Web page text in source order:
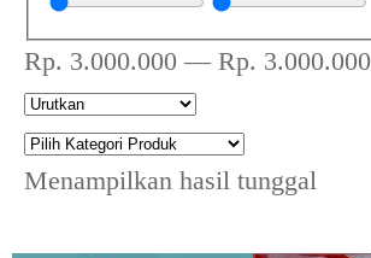
Rp. 3.000.000 — Rp. 3.000.000
Menampilkan hasil tunggal